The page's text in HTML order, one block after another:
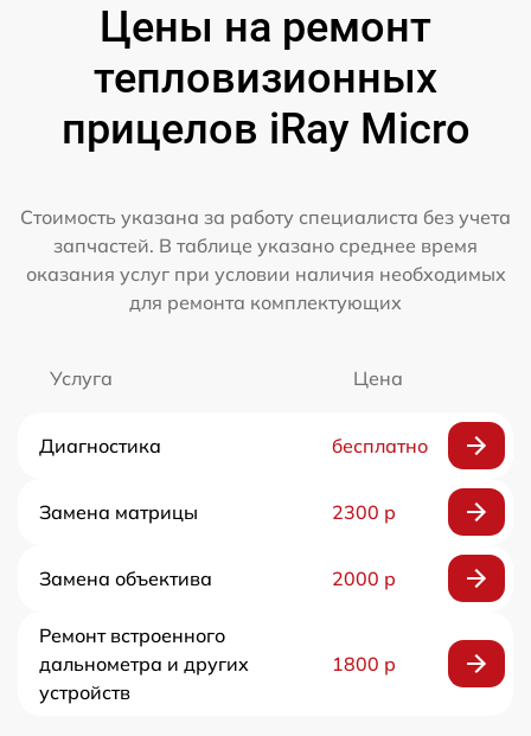
Цены на ремонт
тепловизионных
прицелов iRay Micro
Стоимость указана за работу специалиста без учета
запчастей. В таблице указано среднее время
оказания услуг при условии наличия необходимых
для ремонта комплектующих
Услуга Цена
Диагностика бесплатно
Замена матрицы 2300 р
Замена объектива 2000 р
Ремонт встроенного
дальнометра и других
устройств
1800 р